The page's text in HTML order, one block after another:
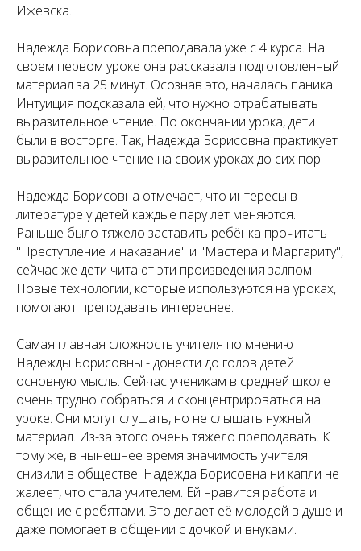
Ижевска.
Надежда Борисовна преподавала уже с 4 курса. На
своем первом уроке она рассказала подготовленный
материал за 25 минут. Осознав это, началась паника.
Интуиция подсказала ей, что нужно отрабатывать
выразительное чтение. По окончании урока, дети
были в восторге. Так, Надежда Борисовна практикует
выразительное чтение на своих уроках до сих пор.
Надежда Борисовна отмечает, что интересы в
литературе у детей каждые пару лет меняются.
Раньше было тяжело заставить ребёнка прочитать
"Преступление и наказание" и "Мастера и Маргариту",
сейчас же дети читают эти произведения залпом.
Новые технологии, которые используются на уроках,
помогают преподавать интереснее.
Самая главная сложность учителя по мнению
Надежды Борисовны - донести до голов детей
основную мысль. Сейчас ученикам в средней школе
очень трудно собраться и сконцентрироваться на
уроке. Они могут слушать, но не слышать нужный
материал. Из-за этого очень тяжело преподавать. К
тому же, в нынешнее время значимость учителя
снизили в обществе. Надежда Борисовна ни капли не
жалеет, что стала учителем. Ей нравится работа и
общение с ребятами. Это делает её молодой в душе и
даже помогает в общении с дочкой и внуками.